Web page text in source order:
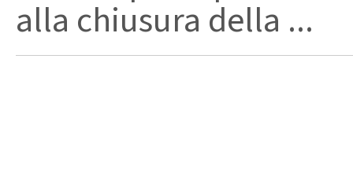
alla chiusura della ...